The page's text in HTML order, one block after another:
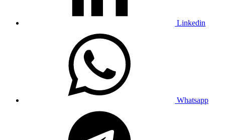
Linkedin
Whatsapp